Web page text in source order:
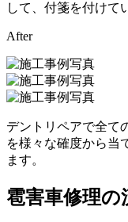
して、付箋を付けて
After
デントリペアで全て
を様々な確度から当
ます。
雹害車修理の